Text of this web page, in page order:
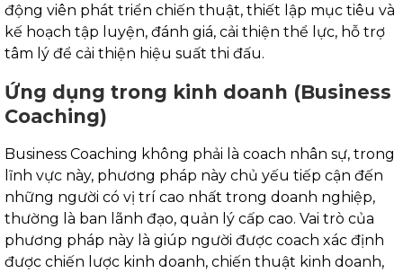
động viên phát triển chiến thuật, thiết lập mục tiêu và
kế hoạch tập luyện, đánh giá, cải thiện thể lực, hỗ trợ
tâm lý để cải thiện hiệu suất thi đấu.
Ứng dụng trong kinh doanh (Business
Coaching)
Business Coaching không phải là coach nhân sự, trong
lĩnh vực này, phương pháp này chủ yếu tiếp cận đến
những người có vị trí cao nhất trong doanh nghiệp,
thường là ban lãnh đạo, quản lý cấp cao. Vai trò của
phương pháp này là giúp người được coach xác định
được chiến lược kinh doanh, chiến thuật kinh doanh,